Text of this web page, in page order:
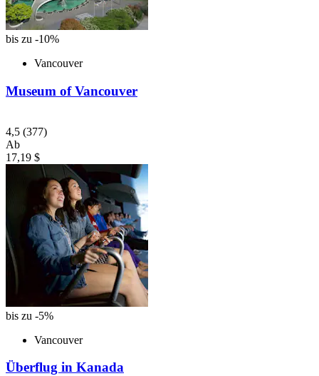
bis zu -10%
Vancouver
Museum of Vancouver
4,5 (377)
Ab
17,19 $
bis zu -5%
Vancouver
Überflug in Kanada